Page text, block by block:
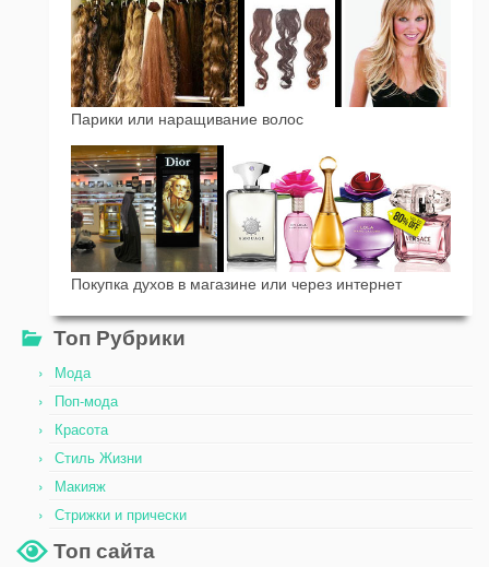
Парики или наращивание волос
Покупка духов в магазине или через интернет
Топ Рубрики
Мода
Поп-мода
Красота
Стиль Жизни
Макияж
Стрижки и прически
Топ сайта